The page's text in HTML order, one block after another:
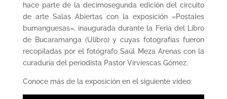
hace parte de la decimosegunda edición del circuito
de arte Salas Abiertas con la exposición «Postales
bumanguesas», inaugurada durante la Feria del Libro
de Bucaramanga (Ulibro) y cuyas fotografías fueron
recopiladas por el fotógrafo Saúl Meza Arenas con la
curaduría del periodista Pastor Virviescas Gómez.
Conoce más de la exposición en el siguiente video: